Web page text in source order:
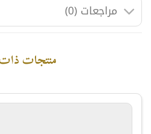
مراجعات (0)
منتجات